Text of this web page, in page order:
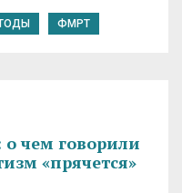
ФМРТ
чем говорили
«прячется»